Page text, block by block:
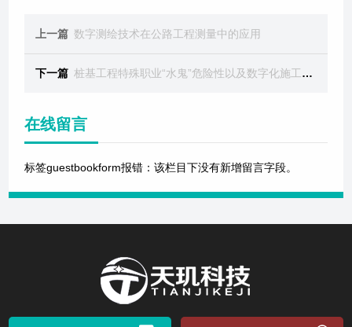
上一篇 数字测绘技术在公路工程测量中的应用
下一篇 桩基工程特殊职业“水鬼”危险性以及数字化施工介绍
在线留言
标签guestbookform报错：该栏目下没有新增留言字段。